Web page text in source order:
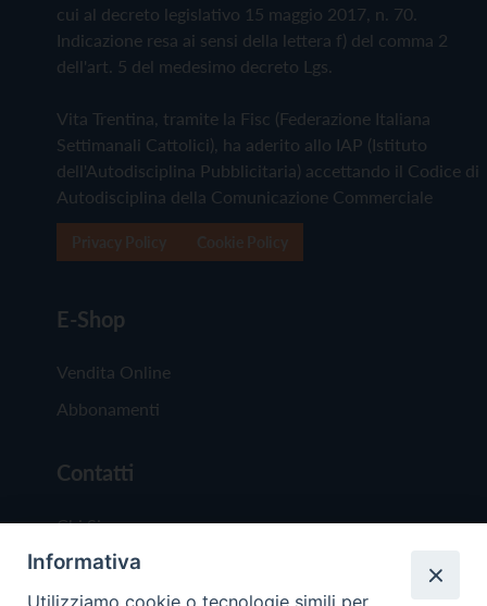
cui al decreto legislativo 15 maggio 2017, n. 70.
Indicazione resa ai sensi della lettera f) del comma 2
dell'art. 5 del medesimo decreto Lgs.
Vita Trentina, tramite la Fisc (Federazione Italiana
Settimanali Cattolici), ha aderito allo IAP (Istituto
dell'Autodisciplina Pubblicitaria) accettando il Codice di
Autodisciplina della Comunicazione Commerciale
E-Shop
Vendita Online
Abbonamenti
Contatti
Chi Siamo
Redazione
Scrivici
Informativa